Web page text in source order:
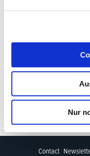
Nur
Contact